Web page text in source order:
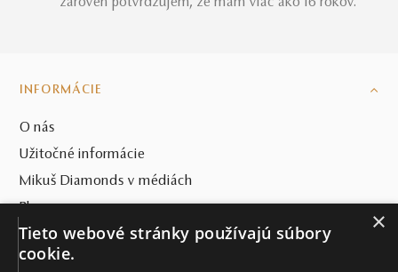
O nás
Užitočné informácie
Mikuš Diamonds v médiách
Blog
VŠETKO O NÁKUPE
×
Tieto webové stránky používajú súbory
cookie.